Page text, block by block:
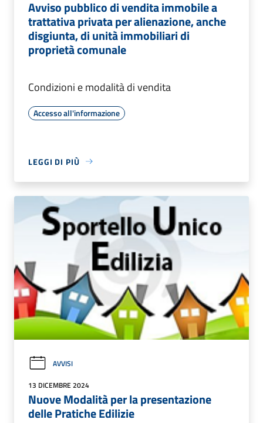
Avviso pubblico di vendita immobile a
trattativa privata per alienazione, anche
disgiunta, di unità immobiliari di
proprietà comunale
Condizioni e modalità di vendita
Accesso all'informazione
LEGGI DI PIÙ
AVVISI
13 DICEMBRE 2024
Nuove Modalità per la presentazione
delle Pratiche Edilizie